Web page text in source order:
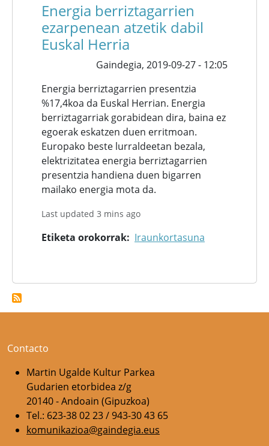
Energia berriztagarrien
ezarpenean atzetik dabil
Euskal Herria
Gaindegia, 2019-09-27 - 12:05
Energia berriztagarrien presentzia
%17,4koa da Euskal Herrian. Energia
berriztagarriak gorabidean dira, baina ez
egoerak eskatzen duen erritmoan.
Europako beste lurraldeetan bezala,
elektrizitatea energia berriztagarrien
presentzia handiena duen bigarren
mailako energia mota da.
Last updated 3 mins ago
Etiketa orokorrak Iraunkortasuna
Contacto
Martin Ugalde Kultur Parkea
Gudarien etorbidea z/g
20140 - Andoain (Gipuzkoa)
Tel.: 623-38 02 23 / 943-30 43 65
komunikazioa@gaindegia.eus